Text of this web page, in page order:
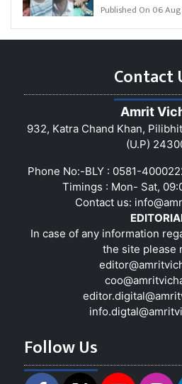
Published On 06
Contact
Amrit
932, Katra Chand Khan,
(U.P)
Phone No:-BLY : 0581-
Timings : Mon- Sat,
Contact us:
In case of any information
the site please
Follow Us